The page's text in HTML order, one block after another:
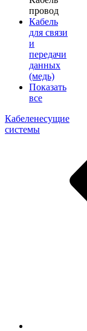
провод
Кабель
для связи
и
передачи
данных
(медь)
Показать
все
Кабеленесущие
системы